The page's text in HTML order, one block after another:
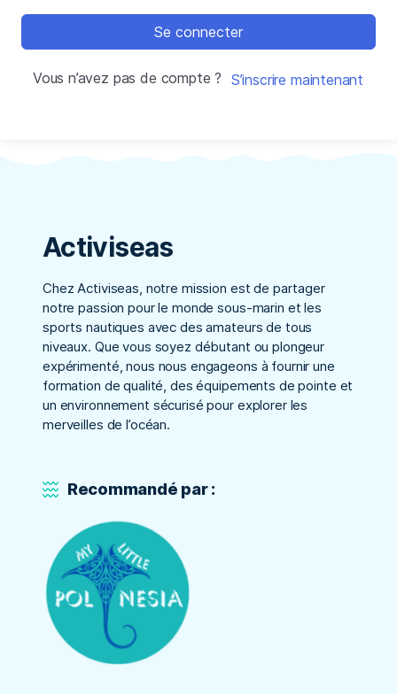
Se connecter
Vous n’avez pas de compte ? S’inscrire maintenant
Activiseas
Chez Activiseas, notre mission est de partager
notre passion pour le monde sous-marin et les
sports nautiques avec des amateurs de tous
niveaux. Que vous soyez débutant ou plongeur
expérimenté, nous nous engageons à fournir une
formation de qualité, des équipements de pointe et
un environnement sécurisé pour explorer les
merveilles de l’océan.
Recommandé par :